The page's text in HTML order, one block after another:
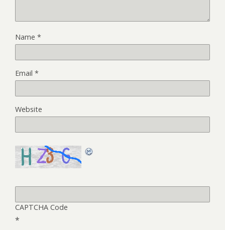
Name *
Email *
Website
CAPTCHA Code
*